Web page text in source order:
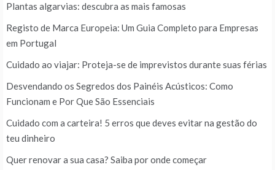
Plantas algarvias: descubra as mais famosas
Registo de Marca Europeia: Um Guia Completo para Empresas
em Portugal
Cuidado ao viajar: Proteja-se de imprevistos durante suas férias
Desvendando os Segredos dos Painéis Acústicos: Como
Funcionam e Por Que São Essenciais
Cuidado com a carteira! 5 erros que deves evitar na gestão do
teu dinheiro
Quer renovar a sua casa? Saiba por onde começar